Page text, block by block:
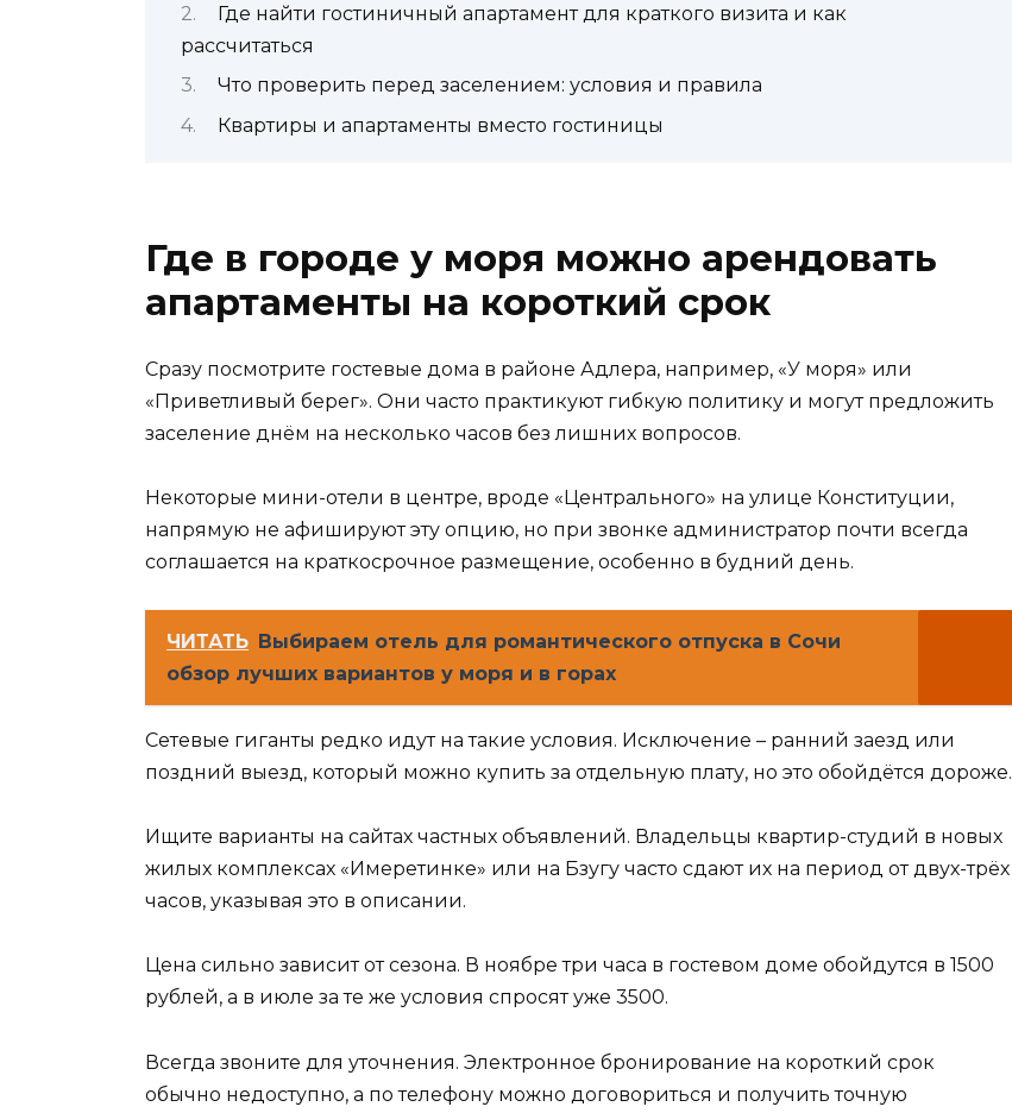
Где найти гостиничный апартамент для краткого визита и как
рассчитаться
Что проверить перед заселением: условия и правила
Квартиры и апартаменты вместо гостиницы
Где в городе у моря можно арендовать
апартаменты на короткий срок
Сразу посмотрите гостевые дома в районе Адлера, например, «У моря» или
«Приветливый берег». Они часто практикуют гибкую политику и могут предложить
заселение днём на несколько часов без лишних вопросов.
Некоторые мини-отели в центре, вроде «Центрального» на улице Конституции,
напрямую не афишируют эту опцию, но при звонке администратор почти всегда
соглашается на краткосрочное размещение, особенно в будний день.
ЧИТАТЬ Выбираем отель для романтического отпуска в Сочи
обзор лучших вариантов у моря и в горах
Сетевые гиганты редко идут на такие условия. Исключение – ранний заезд или
поздний выезд, который можно купить за отдельную плату, но это обойдётся дороже.
Ищите варианты на сайтах частных объявлений. Владельцы квартир-студий в новых
жилых комплексах «Имеретинке» или на Бзугу часто сдают их на период от двух-трёх
часов, указывая это в описании.
Цена сильно зависит от сезона. В ноябре три часа в гостевом доме обойдутся в 1500
рублей, а в июле за те же условия спросят уже 3500.
Всегда звоните для уточнения. Электронное бронирование на короткий срок
обычно недоступно, а по телефону можно договориться и получить точную